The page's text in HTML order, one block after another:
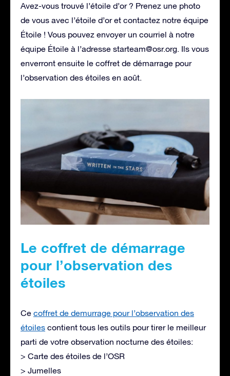
Avez-vous trouvé l’étoile d’or ? Prenez une photo
de vous avec l’étoile d’or et contactez notre équipe
Étoile ! Vous pouvez envoyer un courriel à notre
équipe Étoile à l’adresse starteam@osr.org. Ils vous
enverront ensuite le coffret de démarrage pour
l’observation des étoiles en août.
Le coffret de démarrage
pour l’observation des
étoiles
Ce coffret de demurrage pour l’observation des
étoiles contient tous les outils pour tirer le meilleur
parti de votre observation nocturne des étoiles:
> Carte des étoiles de l’OSR
> Jumelles